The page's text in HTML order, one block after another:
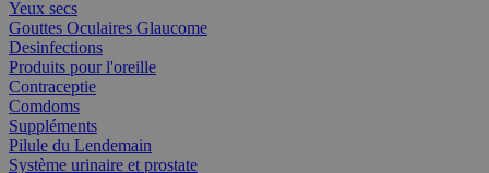
Yeux secs
Gouttes Oculaires Glaucome
Desinfections
Produits pour l'oreille
Contraceptie
Comdoms
Suppléments
Pilule du Lendemain
Système urinaire et prostate